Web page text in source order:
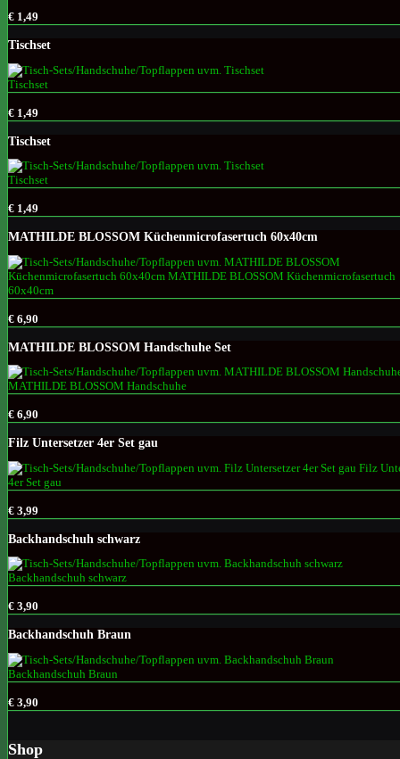
€ 1,49
Tischset
€ 1,49
Tischset
€ 1,49
MATHILDE BLOSSOM Küchenmicrofasertuch 60x40cm
€ 6,90
MATHILDE BLOSSOM Handschuhe Set
€ 6,90
Filz Untersetzer 4er Set gau
€ 3,99
Backhandschuh schwarz
€ 3,90
Backhandschuh Braun
€ 3,90
Shop